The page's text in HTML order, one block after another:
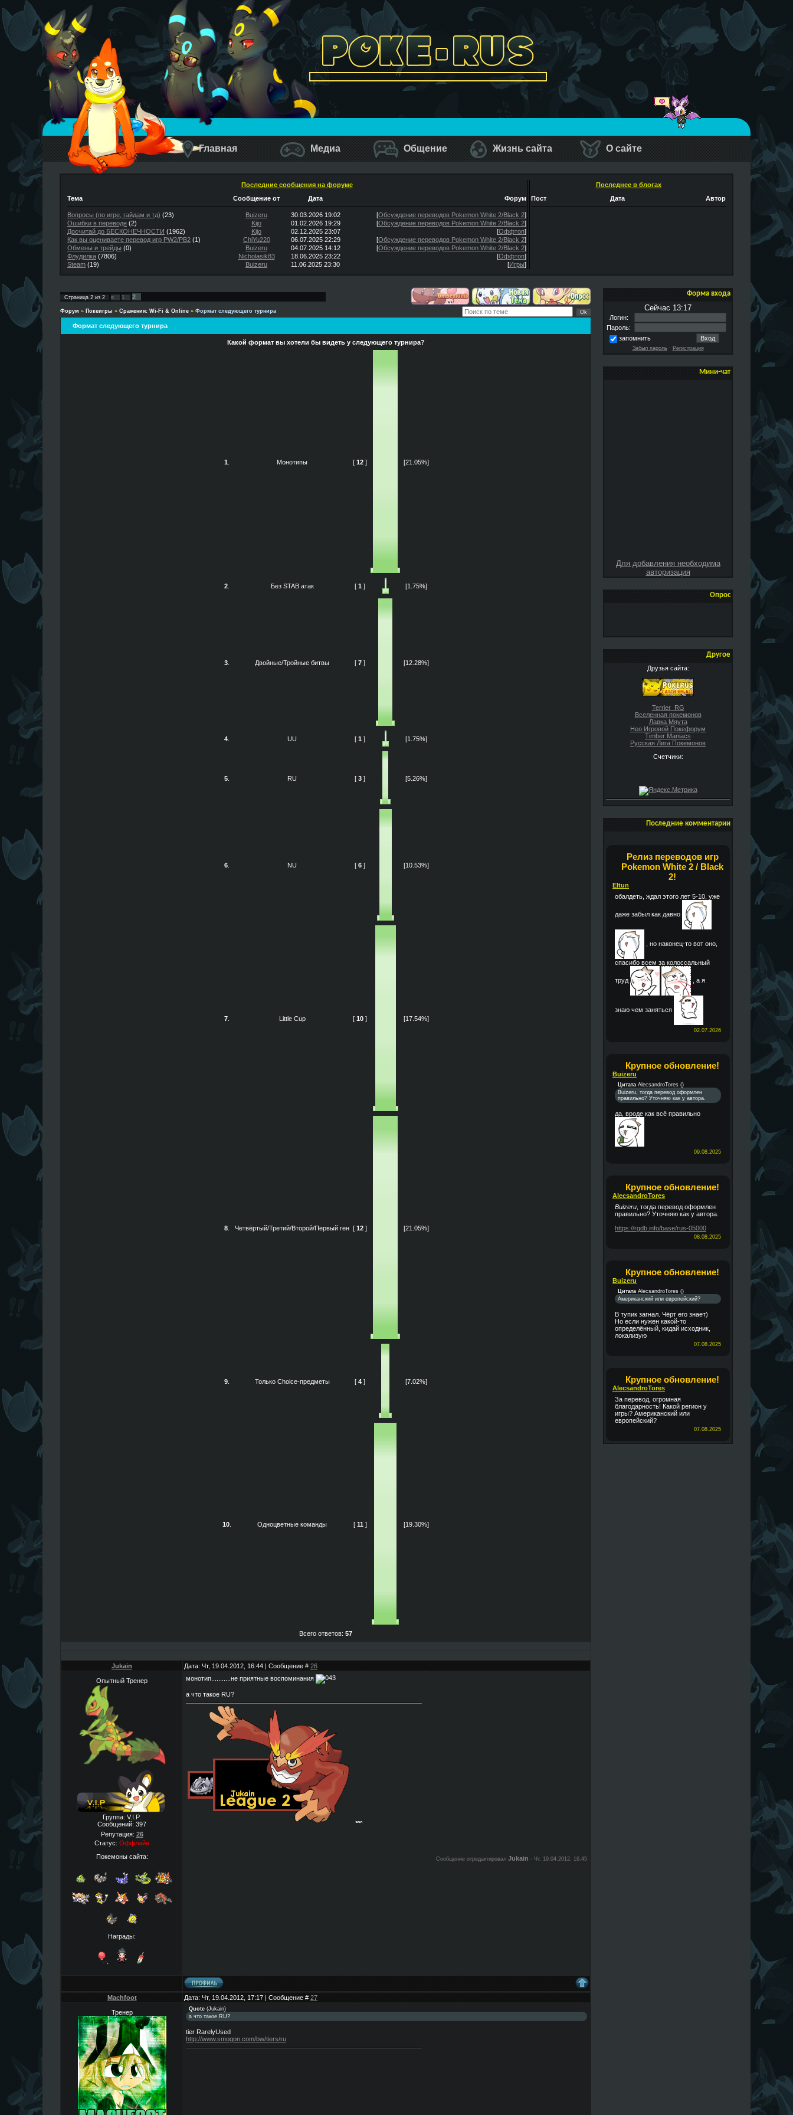
Главная Медиа Общение Жизнь сайта О сайте
Последние сообщения на форуме
Тема
Сообщение от Дата Форум
Вопросы (по игре, гайдам и тд) (23) Buizeru 30.03.2026 19:02 [Обсуждение переводов Pokemon White 2/Black 2]
Ошибки в переводе (2) Kijo 01.02.2026 19:29 [Обсуждение переводов Pokemon White 2/Black 2]
Досчитай до БЕСКОНЕЧНОСТИ (1962) Kijo 02.12.2025 23:07 [Оффтоп]
Как вы оцениваете перевод игр PW2/PB2 (1) ChiYu220 06.07.2025 22:29 [Обсуждение переводов Pokemon White 2/Black 2]
Обмены и трейды (0) Buizeru 04.07.2025 14:12 [Обсуждение переводов Pokemon White 2/Black 2]
Флудилка (7806) Nicholasik83 18.06.2025 23:22 [Оффтоп]
Steam (19) Buizeru 11.06.2025 23:30 [Игры]
Последнее в блогах
Пост
Дата Автор
Форма входа
Сейчас 13:17
Логин:
Пароль:
запомнить
Забыл пароль· Регистрация
Мини-чат
Для добавления необходима
авторизация
Опрос
Другое
Друзья сайта:
Terrier_RG
Вселенная покемонов
Лавка Мяута
Нео Игровой Покефорум
Timber Maniacs
Русская Лига Покемонов
Счетчики:
Последние комментарии
Релиз переводов игр
Pokemon White 2 / Black
2!
Eltun
обалдеть, ждал этого лет 5-10, уже
даже забыл как давно
, но наконец-то вот оно,
спасибо всем за колоссальный
труд , а я
знаю чем заняться
02.07.2026
Крупное обновление!
Buizeru
Цитата AlecsandroTores ()
Buizeru, тогда перевод оформлен
правильно? Уточняю как у автора.
да, вроде как всё правильно
09.08.2025
Крупное обновление!
AlecsandroTores
Buizeru , тогда перевод оформлен
правильно? Уточняю как у автора.
https://rgdb.info/base/rus-05000
08.08.2025
Крупное обновление!
Buizeru
Цитата AlecsandroTores ()
Американский или европейский?
В тупик загнал. Чёрт его знает)
Но если нужен какой-то
определённый, кидай исходник,
локализую
07.08.2025
Крупное обновление!
AlecsandroTores
За перевод, огромная
благодарность! Какой регион у
игры? Американский или
европейский?
07.08.2025
Страница 2 из 2 « 1 2
Форум » Покеигры » Сражения: Wi-Fi & Online » Формат следующего турнира
Формат следующего турнира
Какой формат вы хотели бы видеть у следующего турнира?
1 Монотипы [ 12 ] [21.05%]
2 Без STAB атак [ 1 ] [1.75%]
3 Двойные/Тройные битвы [ 7 ] [12.28%]
4 UU [ 1 ] [1.75%]
5 RU [ 3 ] [5.26%]
6 NU [ 6 ] [10.53%]
7 Little Cup [ 10 ] [17.54%]
8 Четвёртый/Третий/Второй/Первый ген [ 12 ] [21.05%]
9 Только Choice-предметы [ 4 ] [7.02%]
10 Одноцветные команды [ 11 ] [19.30%]
Всего ответов: 57
Jukain Дата: Чт, 19.04.2012, 16:44 | Сообщение # 26
Опытный Тренер
Группа: V.I.P.
Сообщений: 397
Репутация: 26
Статус: Оффлайн
Покемоны сайта:
Награды:
монотип...........не приятные воспоминания
а что такое RU?
300
Сообщение отредактировал Jukain - Чт, 19.04.2012, 16:45
Machfoot Дата: Чт, 19.04.2012, 17:17 | Сообщение # 27
Тренер Quote (Jukain)
а что такое RU?
tier RarelyUsed
http://www.smogon.com/bw/tiers/ru